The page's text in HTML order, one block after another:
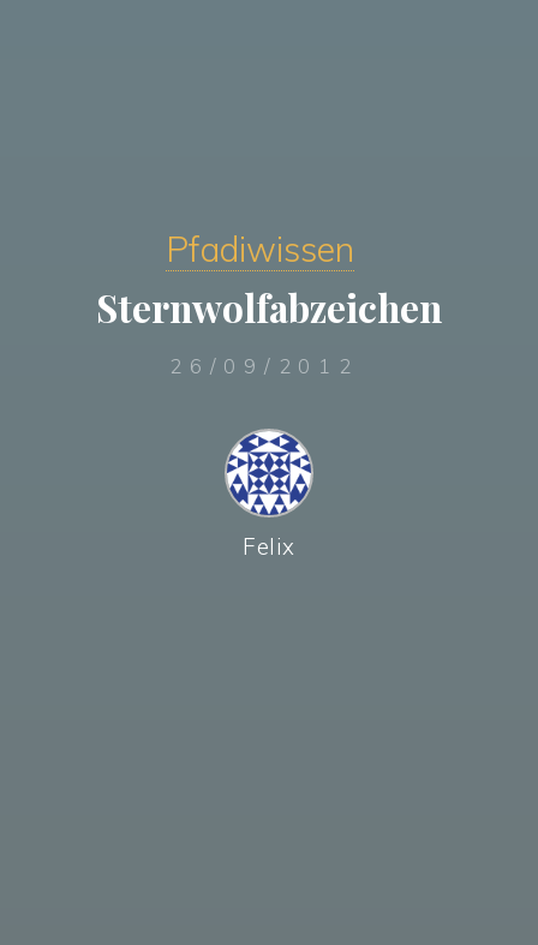
Pfadiwissen
Sternwolfabzeichen
26/09/2012
Felix